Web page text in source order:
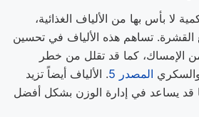
لا بأس بها من الألياف الغذائية،
القشرة. تساهم هذه الألياف في تحسين
الإمساك، كما قد تقلل من خطر
المصدر 5
. الألياف أيضاً تزيد
قد يساعد في إدارة الوزن بشكل أفضل